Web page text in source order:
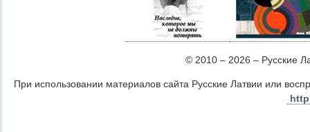
© 2010 – 2026 – Русские
При использовании материалов сайта Русские Латвии или